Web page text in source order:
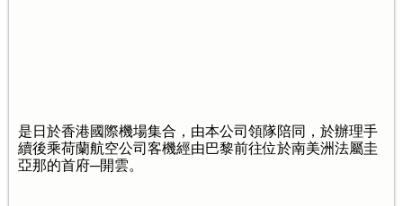
是日於香港國際機場集合，由本公司領隊陪同，於辦理手
續後乘荷蘭航空公司客機經由巴黎前往位於南美洲法屬圭
亞那的首府─開雲。